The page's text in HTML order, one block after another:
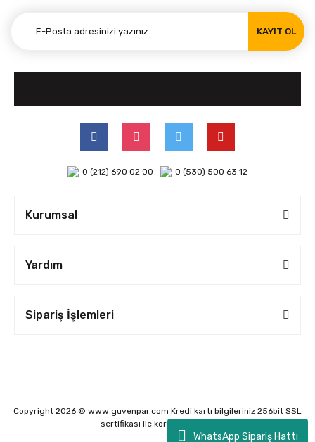
WhatsApp Sipariş Hattı
KAYIT OL
0 (212) 690 02 00 0 (530) 500 63 12
Kurumsal
Yardım
Sipariş İşlemleri
Copyright 2026 © www.guvenpar.com Kredi kartı bilgileriniz 256bit SSL
sertifikası ile korunmaktadır.